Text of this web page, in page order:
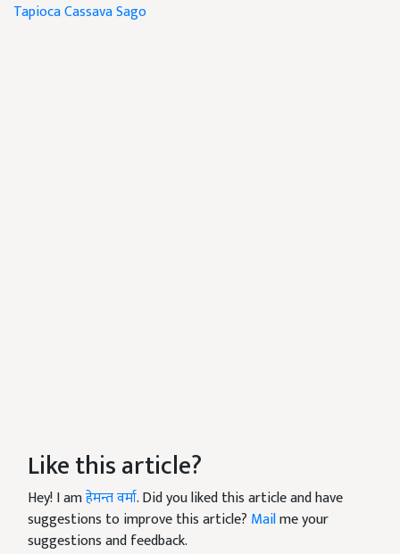
TapiocaCassavaSago
Like this article?
Hey! I amहेमन्त वर्मा. Did you liked this article and have
suggestions to improve this article? Mailme your
suggestions and feedback.